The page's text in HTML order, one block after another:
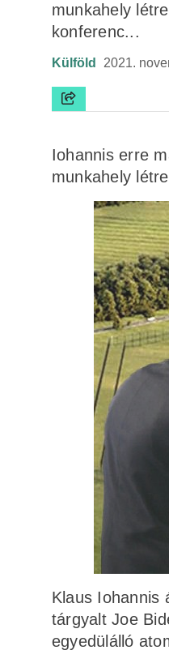
munkahely
konferenc...
Külföld 2021.
Iohannis erre
munkahely
Klaus Iohannis
tárgyalt Joe
egyedülálló